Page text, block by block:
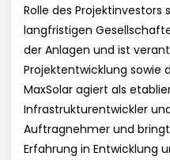
Rolle des Projektinvestors
langfristigen
der Anlagen und ist
Projektentwicklung sowie
MaxSolar agiert als
Infrastrukturentwickler
Auftragnehmer und
Erfahrung in Entwicklung